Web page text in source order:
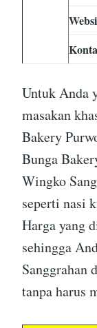
Untuk Anda
masakan
Bakery
Bunga
Wingko
seperti nasi
Harga yang
sehingga
Sanggrahan
tanpa harus